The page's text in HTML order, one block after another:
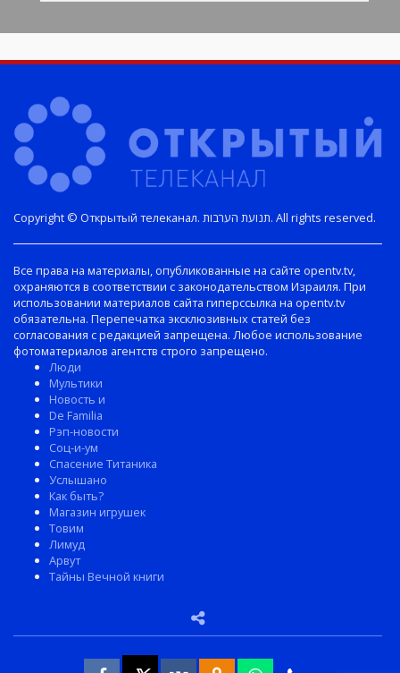
Copyright © Открытый телеканал. תנועת הערבות. All rights reserved.
Все права на материалы, опубликованные на сайте opentv.tv,
охраняются в соответствии с законодательством Израиля. При
использовании материалов сайта гиперссылка на opentv.tv
обязательна. Перепечатка эксклюзивных статей без
согласования с редакцией запрещена. Любое использование
фотоматериалов агентств строго запрещено.
Люди
Мультики
Новость и
De Familia
Рэп-новости
Соц-и-ум
Спасение Титаника
Услышано
Как быть?
Магазин игрушек
Товим
Лимуд
Арвут
Тайны Вечной книги